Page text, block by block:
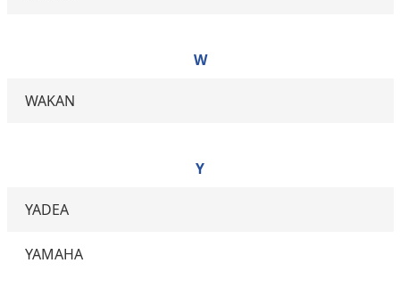
W
WAKAN
Y
YADEA
YAMAHA